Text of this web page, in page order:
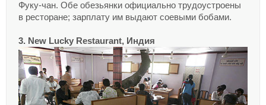
Фуку-чан. Обе обезьянки официально трудоустроены
в ресторане; зарплату им выдают соевыми бобами.
3. New Lucky Restaurant, Индия